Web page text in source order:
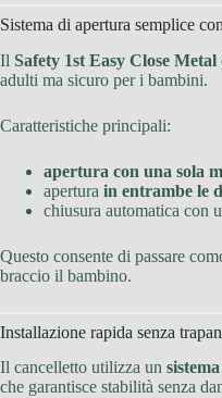
Sistema di apertura semplice
Il Safety 1st Easy Close Metal
adulti ma sicuro per i bambini.
Caratteristiche principali:
apertura con una sola
apertura in entrambe le
chiusura automatica con
Questo consente di passare
braccio il bambino.
Installazione rapida senza
Il cancelletto utilizza un
che garantisce stabilità senza